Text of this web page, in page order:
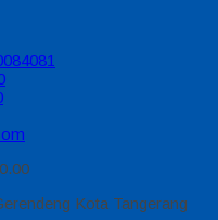
Kota Tangerang